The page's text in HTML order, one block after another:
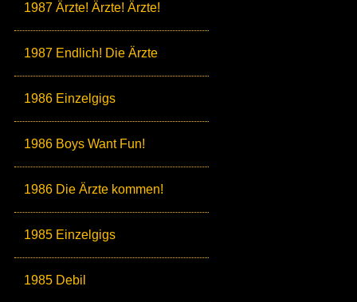
1987 Ärzte! Ärzte! Ärzte!
1987 Endlich! Die Ärzte
1986 Einzelgigs
1986 Boys Want Fun!
1986 Die Ärzte kommen!
1985 Einzelgigs
1985 Debil